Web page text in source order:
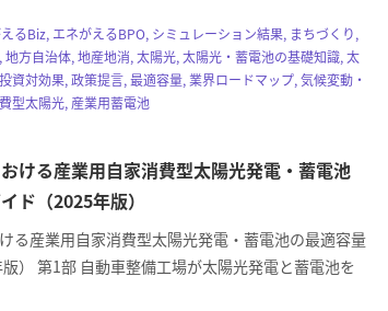
るBiz, エネがえるBPO, シミュレーション結果, まちづくり,
方自治体, 地産地消, 太陽光, 太陽光・蓄電池の基礎知識, 太
資対効果, 政策提言, 最適容量, 業界ロードマップ, 気候変動・
型太陽光, 産業用蓄電池
ける産業用自家消費型太陽光発電・蓄電池
ド（2025年版）
る産業用自家消費型太陽光発電・蓄電池の最適容量
） 第1部 自動車整備工場が太陽光発電と蓄電池を